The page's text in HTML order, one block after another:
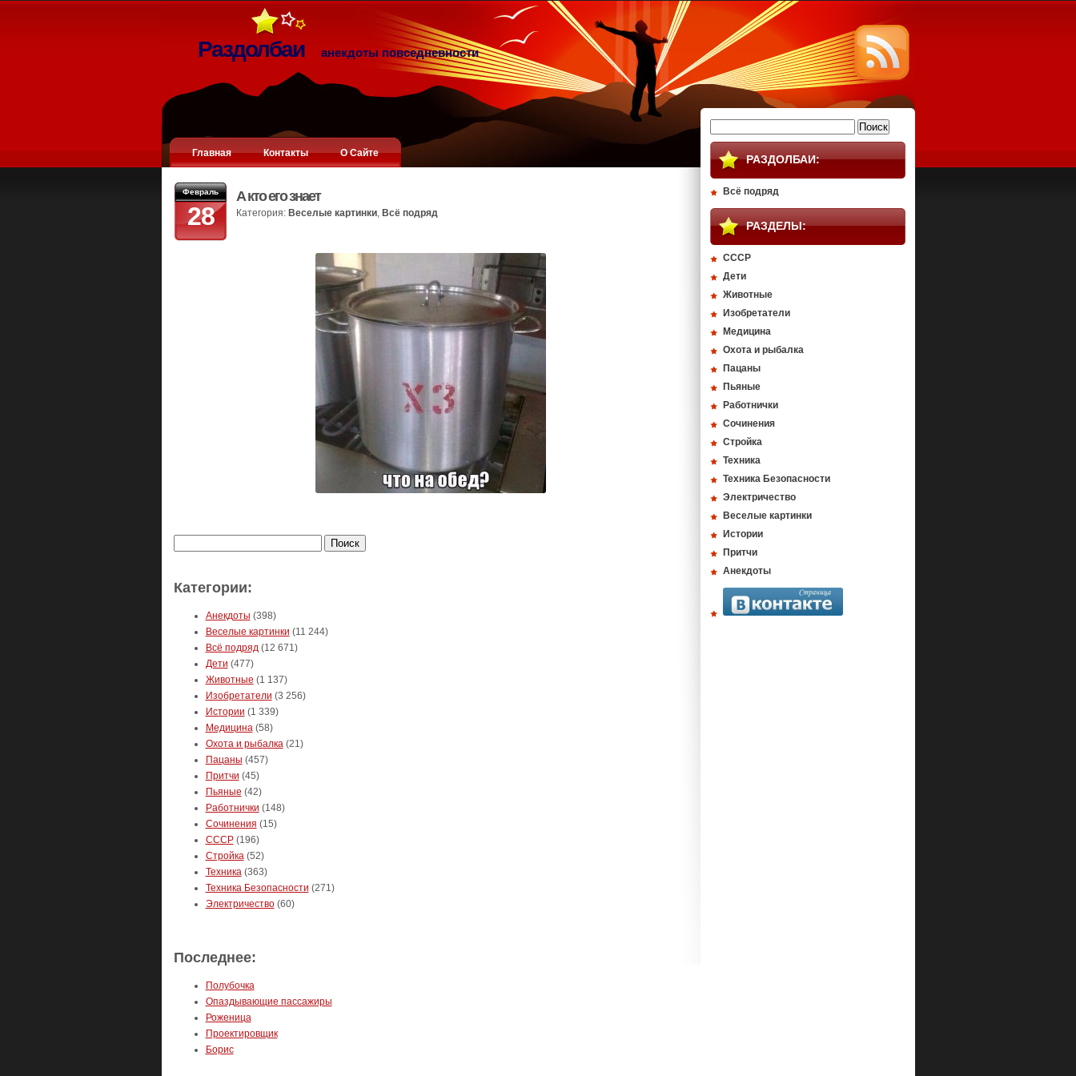
Раздолбаи анекдоты повседневности
Главная Контакты О Сайте
Февраль
28
А кто его знает
Категория: Веселые картинки, Всё подряд
Категории:
Анекдоты (398)
Веселые картинки (11 244)
Всё подряд(12 671)
Дети (477)
Животные (1 137)
Изобретатели (3 256)
Истории (1 339)
Медицина(58)
Охота и рыбалка(21)
Пацаны (457)
Притчи (45)
Пьяные (42)
Работнички (148)
Сочинения (15)
СССР(196)
Стройка(52)
Техника(363)
Техника Безопасности (271)
Электричество(60)
Последнее:
Полубочка
Опаздывающие пассажиры
Роженица
Проектировщик
Борис
РАЗДОЛБАИ:
Всё подряд
РАЗДЕЛЫ:
СССР
Дети
Животные
Изобретатели
Медицина
Охота и рыбалка
Пацаны
Пьяные
Работнички
Сочинения
Стройка
Техника
Техника Безопасности
Электричество
Веселые картинки
Истории
Притчи
Анекдоты